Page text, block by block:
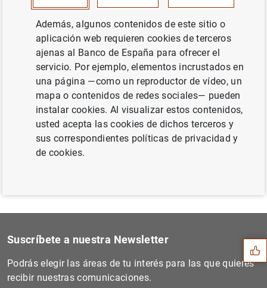
UE: final de 2016 (resultados preliminares)
(221KB)
Anterior
El BCE inicia una consulta...
Siguiente
Estado financiero consolida...
Sugerencias
Suscríbete a nuestra Newsletter
Podrás elegir las áreas de tu interés para las que quieres
recibir nuestras comunicaciones.
Además, algunos contenidos de este sitio o
aplicación web requieren cookies de terceros
ajenas al Banco de España para ofrecer el
servicio. Por ejemplo, elementos incrustados en
una página —como un reproductor de vídeo, un
mapa o contenidos de redes sociales— pueden
instalar cookies. Al visualizar estos contenidos,
usted acepta las cookies de dichos terceros y
sus correspondientes políticas de privacidad y
de cookies.